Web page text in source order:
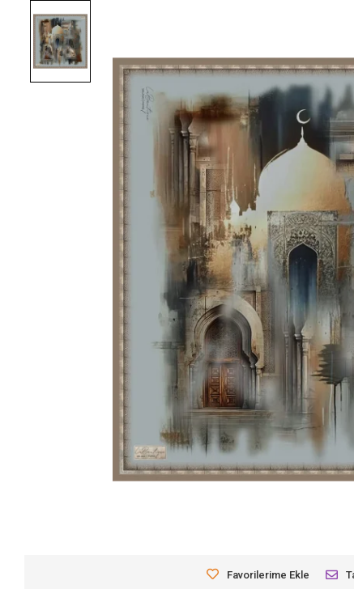
Favorilerime Ekle